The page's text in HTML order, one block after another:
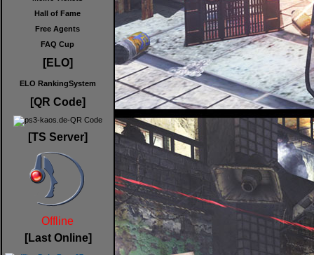
Hall of Fame
Free Agents
FAQ Cup
[ELO]
ELO RankingSystem
[QR Code]
[TS Server]
Offline
[Last Online]